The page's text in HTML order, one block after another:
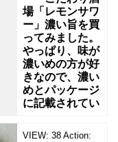
場「レモンサワ
ー」濃い旨を買
ってみました。
やっぱり、味が
濃いめの方が好
きなので、濃い
めとパッケージ
に記載されてい
VIEW: 38 Action: